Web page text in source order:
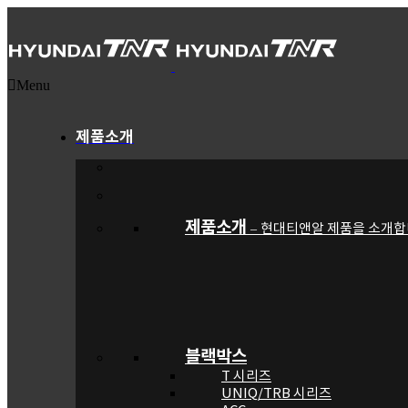
Menu
제품소개
제품소개 – 현대티앤알 제품을 소개
블랙박스
T 시리즈
UNIQ/TRB 시리즈